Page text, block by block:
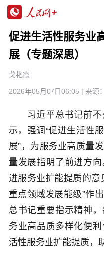
促进生活性服务业
展（专题深思）
戈艳霞
2026年05月07日06:05 | 来源：
习近平总书记前不
示，强调“促进生活性
展”，为服务业高质量
量发展指明了前进方
进服务业扩能提质的意
重点领域发展能级”作
总书记重要指示精神
务业高品质多样化便
活性服务业扩能提质，